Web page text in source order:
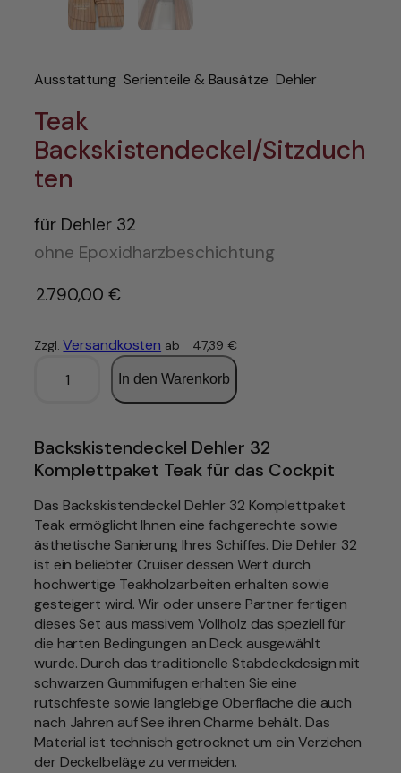
Ausstattung Serienteile & Bausätze Dehler
Teak
Backskistendeckel/Sitzduch
ten
für Dehler 32
ohne Epoxidharzbeschichtung
2.790,00 €
Zzgl.Versandkosten ab 47,39€
B
a
c
k
s
k
i
s
t
e
n
d
e
c
k
e
l
In den Warenkorb
Backskistendeckel Dehler 32
Komplettpaket Teak für das Cockpit
Das Backskistendeckel Dehler 32 Komplettpaket
Teak ermöglicht Ihnen eine fachgerechte sowie
ästhetische Sanierung Ihres Schiffes. Die Dehler 32
ist ein beliebter Cruiser dessen Wert durch
hochwertige Teakholzarbeiten erhalten sowie
gesteigert wird. Wir oder unsere Partner fertigen
dieses Set aus massivem Vollholz das speziell für
die harten Bedingungen an Deck ausgewählt
wurde. Durch das traditionelle Stabdeckdesign mit
schwarzen Gummifugen erhalten Sie eine
rutschfeste sowie langlebige Oberfläche die auch
nach Jahren auf See ihren Charme behält. Das
Material ist technisch getrocknet um ein Verziehen
der Deckelbeläge zu vermeiden.